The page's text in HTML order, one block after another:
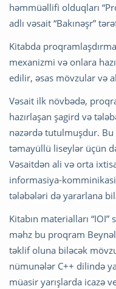
həmmüəllifi olduqları
adlı vəsait “Bakınəşr”
Kitabda
mexanizmi və onlara
edilir, əsas mövzular və
Vəsait ilk növbədə,
hazırlaşan şagird və
nəzərdə tutulmuşdur.
təmayüllü liseylər üçün
Vəsaitdən ali və orta
informasiya-
tələbələri də yararlana
Kitabın materialları
məhz bu proqram
təklif oluna biləcək
nümunələr C++ dilində
müasir yarışlarda icazə